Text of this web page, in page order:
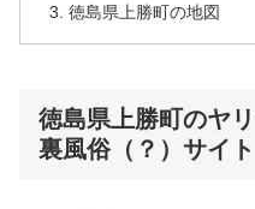
徳島県上勝町の地図
徳島県上勝町のヤ
裏風俗（？）サイト